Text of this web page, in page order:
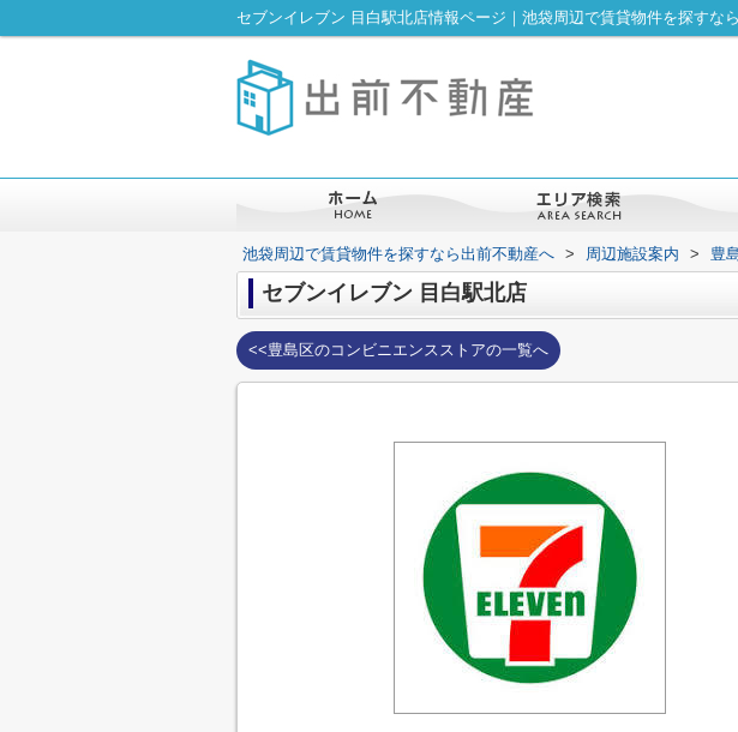
セブンイレブン 目白駅北店情報ページ｜池袋周辺で賃貸物件を探すな
池袋周辺で賃貸物件を探すなら出前不動産へ > 周辺施設案内 > 豊
セブンイレブン 目白駅北店
<<豊島区のコンビニエンスストアの一覧へ